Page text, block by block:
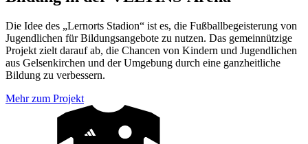
Die Idee des „Lernorts Stadion“ ist es, die Fußballbegeisterung von
Jugendlichen für Bildungsangebote zu nutzen. Das gemeinnützige
Projekt zielt darauf ab, die Chancen von Kindern und Jugendlichen
aus Gelsenkirchen und der Umgebung durch eine ganzheitliche
Bildung zu verbessern.
Mehr zum Projekt